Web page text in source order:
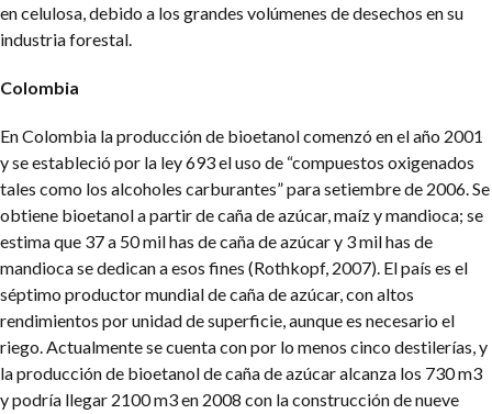
en celulosa, debido a los grandes volúmenes de desechos en su
industria forestal.
Colombia
En Colombia la producción de bioetanol comenzó en el año 2001
y se estableció por la ley 693 el uso de “compuestos oxigenados
tales como los alcoholes carburantes” para setiembre de 2006. Se
obtiene bioetanol a partir de caña de azúcar, maíz y mandioca; se
estima que 37 a 50 mil has de caña de azúcar y 3 mil has de
mandioca se dedican a esos fines (Rothkopf, 2007). El país es el
séptimo productor mundial de caña de azúcar, con altos
rendimientos por unidad de superficie, aunque es necesario el
riego.Actualmente se cuenta con por lo menos cinco destilerías, y
la producción de bioetanol de caña de azúcar alcanza los 730 m3
y podría llegar 2100 m3 en 2008 con la construcción de nueve